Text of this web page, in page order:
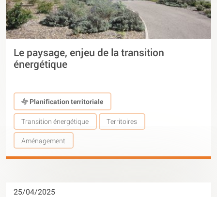
Le paysage, enjeu de la transition
énergétique
Planification territoriale
Transition énergétique Territoires
Aménagement
25/04/2025